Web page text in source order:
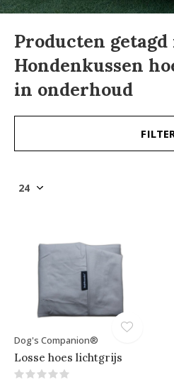
Producten getagd
Hondenkussen
in onderhoud
Dog's Companion®
Losse hoes lichtgrijs